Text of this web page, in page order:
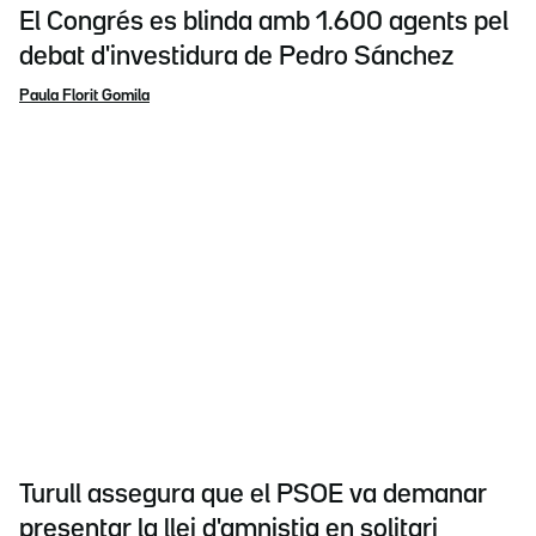
El Congrés es blinda amb 1.600 agents pel
debat d'investidura de Pedro Sánchez
Paula Florit Gomila
Turull assegura que el PSOE va demanar
presentar la llei d'amnistia en solitari